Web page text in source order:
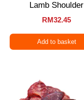
Lamb Shoulder
RM32.45
Add to basket